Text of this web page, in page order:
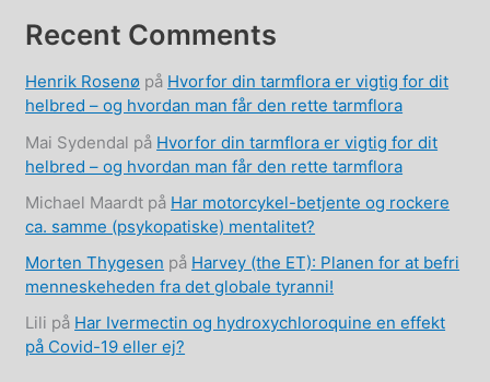
Recent Comments
Henrik Rosenø på Hvorfor din tarmflora er vigtig for dit
helbred – og hvordan man får den rette tarmflora
Mai Sydendal på Hvorfor din tarmflora er vigtig for dit
helbred – og hvordan man får den rette tarmflora
Michael Maardt på Har motorcykel-betjente og rockere
ca. samme (psykopatiske) mentalitet?
Morten Thygesen på Harvey (the ET): Planen for at befri
menneskeheden fra det globale tyranni!
Lili på Har Ivermectin og hydroxychloroquine en effekt
på Covid-19 eller ej?